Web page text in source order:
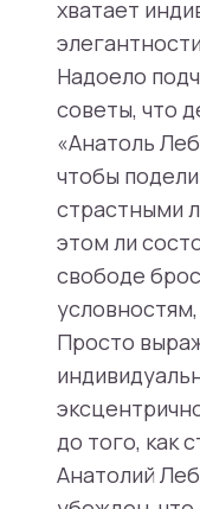
хватает
Надоело
советы, что
«Анатоль
чтобы
страстными
этом ли
свободе
Просто
до того, как
Анатолий